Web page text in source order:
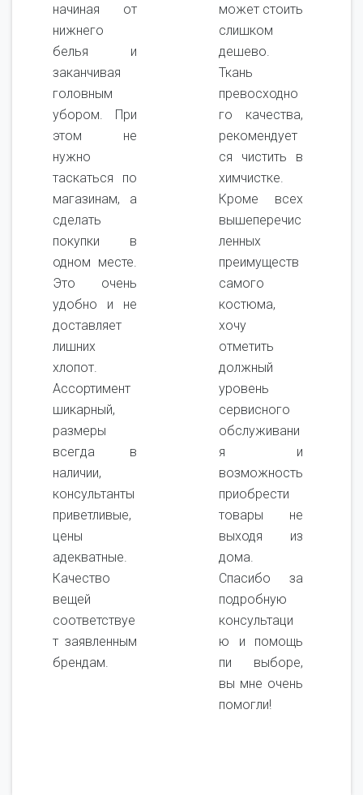
начиная от
нижнего
белья и
заканчивая
головным
убором. При
этом не
нужно
таскаться по
магазинам, а
сделать
покупки в
одном месте.
Это очень
удобно и не
доставляет
лишних
хлопот.
Ассортимент
шикарный,
размеры
всегда в
наличии,
консультанты
приветливые,
цены
адекватные.
Качество
вещей
соответствуе
т заявленным
брендам.
может стоить
слишком
дешево.
Ткань
превосходно
го качества,
рекомендует
ся чистить в
химчистке.
Кроме всех
вышеперечис
ленных
преимуществ
самого
костюма,
хочу
отметить
должный
уровень
сервисного
обслуживани
я и
возможность
приобрести
товары не
выходя из
дома.
Спасибо за
подробную
консультаци
ю и помощь
пи выборе,
вы мне очень
помогли!